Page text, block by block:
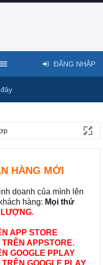
HÀNG MỚI
doanh của mình lên
hàng: Mọi thứ
APP STORE
APPSTORE.
GOOGLE PPLAY
ĐĂNG NHẬP